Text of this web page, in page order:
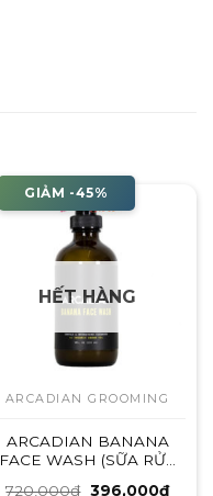
GIẢM -45%
HẾT HÀNG
ARCADIAN GROOMING
ARCADIAN BANANA
FACE WASH (SỮA RỬA
720,000₫ Giá
396,000₫Giá